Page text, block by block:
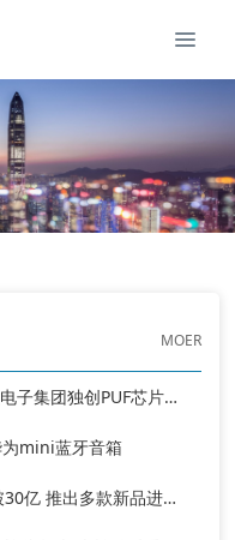
MOER
太湖“密”谈—— 复旦微电子集团独创PUF芯片技术亮相2019无锡物联网密码峰会
mini蓝牙音箱
士兰微2018年营收突破30亿 推出多款新品进入放量期